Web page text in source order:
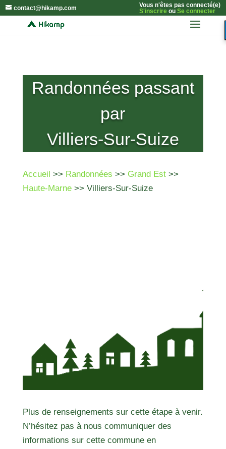
contact@hikamp.com
Vous n'êtes pas connecté(e)
S'inscrireou Se connecter
Randonnées passant
par
Villiers-Sur-Suize
Accueil >> Randonnées >> Grand Est>>
Haute-Marne>> Villiers-Sur-Suize
Plus de renseignements sur cette étape à venir.
N’hésitez pas à nous communiquer des
informations sur cette commune en